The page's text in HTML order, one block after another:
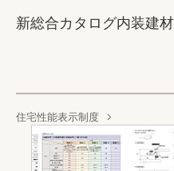
新総合カタログ内装建
住宅性能表示制度